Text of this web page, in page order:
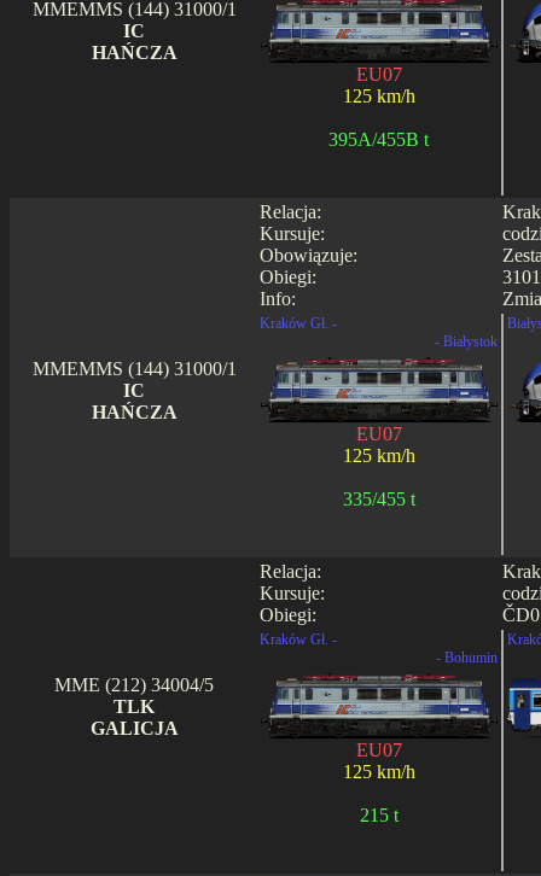
MMEMMS (144) 31000/1
IC
HAŃCZA
EU07
125 km/h
395A/455B t
Relacja:
Kursuje:
Obowiązuje:
Obiegi:
Info:
MMEMMS (144) 31000/1
IC
HAŃCZA
Kraków Gł. -
- Białystok
EU07
125 km/h
335/455 t
Relacja:
Kursuje:
Obiegi:
MME (212) 34004/5
TLK
GALICJA
Kraków Gł. -
- Bohumin
EU07
125 km/h
215 t